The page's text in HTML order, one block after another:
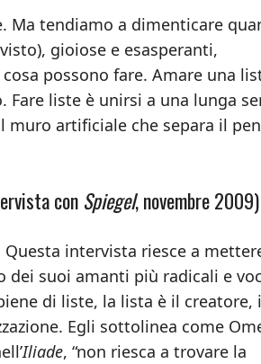
Ma tendiamo a dimenticare
gioiose e esasperanti,
possono fare. Amare una
liste è unirsi a una lunga
muro artificiale che separa il
con Spiegel, novembre 2009)
intervista riesce a
dei suoi amanti più radicali e
di liste, la lista è il creatore,
Egli sottolinea come
Iliade, “non riesca a trovare la